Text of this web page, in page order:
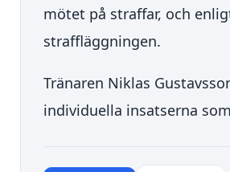
mötet på straffar, och
straffläggningen.
Tränaren Niklas
individuella insatserna